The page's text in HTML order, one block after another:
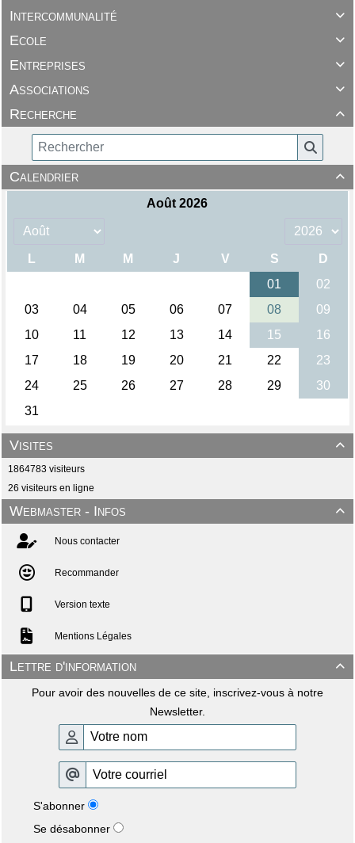

Intercommunalité

Ecole

Entreprises

Associations

Recherche

Calendrier

Visites
1864783 visiteurs
26 visiteurs en ligne

Webmaster - Infos
Nous contacter
Recommander
Version texte
Mentions Légales

Lettre d'information
Pour avoir des nouvelles de ce site, inscrivez-vous à notre
Newsletter.
S'abonner
Se désabonner